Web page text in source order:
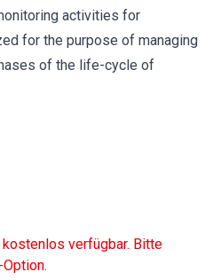
activities for
for the purpose of managing
of the life-cycle of
verfügbar. Bitte